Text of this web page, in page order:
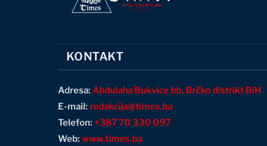
KONTAKT
Adresa: Abdulaha Bukvice bb, Brčko distrikt BiH
E-mail: redakcija@times.ba
Telefon: +387 70 330 097
Web: www.times.ba